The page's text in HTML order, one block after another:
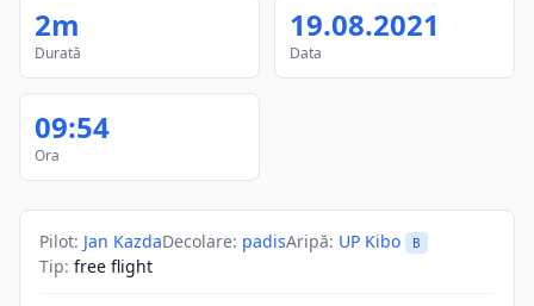
2m
Durată
19.08.2021
Data
09:54
Ora
Pilot: Jan KazdaDecolare: padisAripă: UP Kibo B
Tip: free flight